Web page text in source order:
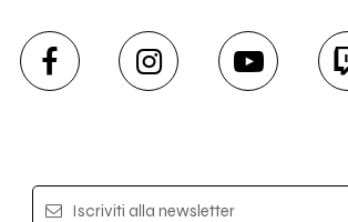
Iscriviti alla newsletter